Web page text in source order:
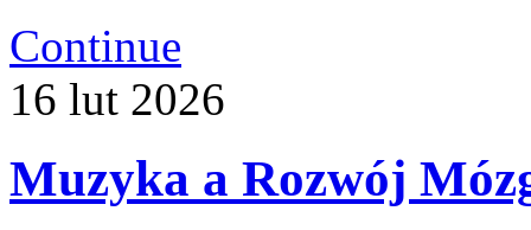
Continue
16 lut 2026
Muzyka a Rozwój